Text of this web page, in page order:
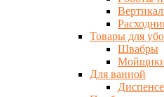
Товары для
Швабры
Для ванной